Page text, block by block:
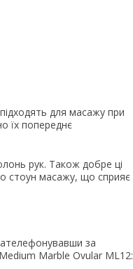
для масажу при
їх попереднє
рук. Також добре ці
стоун масажу, що сприяє
за
Marble Ovular ML12: